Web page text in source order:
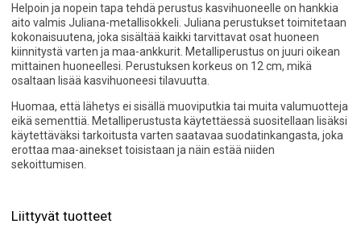
Helpoin ja nopein tapa tehdä perustus kasvihuoneelle on hankkia
aito valmis Juliana-metallisokkeli. Juliana perustukset toimitetaan
kokonaisuutena, joka sisältää kaikki tarvittavat osat huoneen
kiinnitystä varten ja maa-ankkurit. Metalliperustus on juuri oikean
mittainen huoneellesi. Perustuksen korkeus on 12 cm, mikä
osaltaan lisää kasvihuoneesi tilavuutta.
Huomaa, että lähetys ei sisällä muoviputkia tai muita valumuotteja
eikä sementtiä. Metalliperustusta käytettäessä suositellaan lisäksi
käytettäväksi tarkoitusta varten saatavaa suodatinkangasta, joka
erottaa maa-ainekset toisistaan ja näin estää niiden
sekoittumisen.
Liittyvät tuotteet